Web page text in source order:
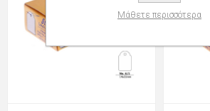
Μάθετε περισσότερα